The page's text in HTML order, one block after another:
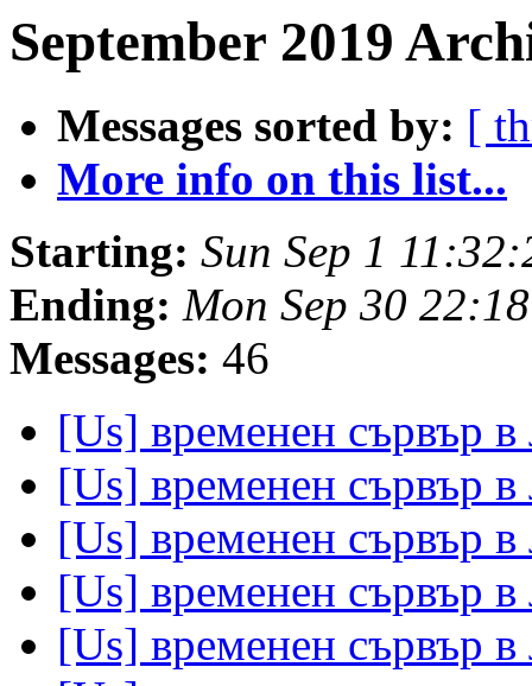
September 2019
Messages sorted by: [
More info on this list...
Starting: Sun Sep 1
Ending: Mon Sep 30
Messages: 46
[Us] временен сървър
[Us] временен сървър
[Us] временен сървър
[Us] временен сървър
[Us] временен сървър